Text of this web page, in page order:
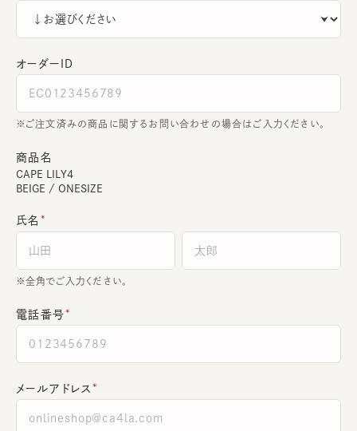
オーダーＩＤ
ご注文済みの商品に関するお問い合わせの場合はご入力ください。
商品名
CAPE LILY4
BEIGE / ONESIZE
氏名
全角でご入力ください。
電話番号
メールアドレス